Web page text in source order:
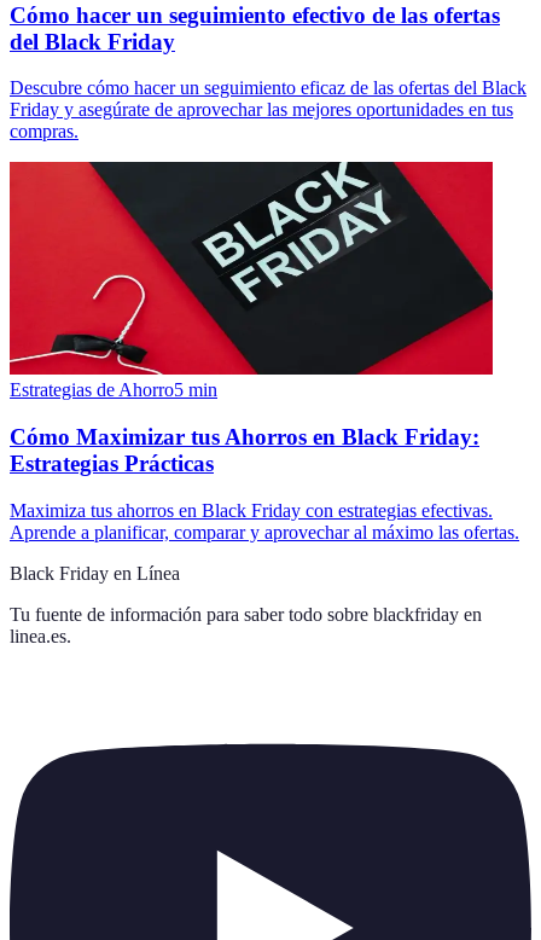
Cómo hacer un seguimiento efectivo de las ofertas
del Black Friday
Descubre cómo hacer un seguimiento eficaz de las ofertas del Black
Friday y asegúrate de aprovechar las mejores oportunidades en tus
compras.
Estrategias de Ahorro5 min
Cómo Maximizar tus Ahorros en Black Friday:
Estrategias Prácticas
Maximiza tus ahorros en Black Friday con estrategias efectivas.
Aprende a planificar, comparar y aprovechar al máximo las ofertas.
Black Friday en Línea
Tu fuente de información para saber todo sobre blackfriday en
linea.es.